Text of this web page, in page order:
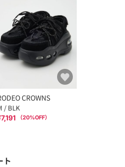
CROWNS
/ BLK
（20%OFF）
ト